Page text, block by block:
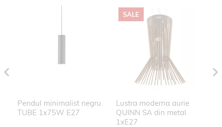
Pendul minimalist negru
TUBE 1x75W E27
SALE
Lustra moderna aurie
QUINN SA din metal
1xE27